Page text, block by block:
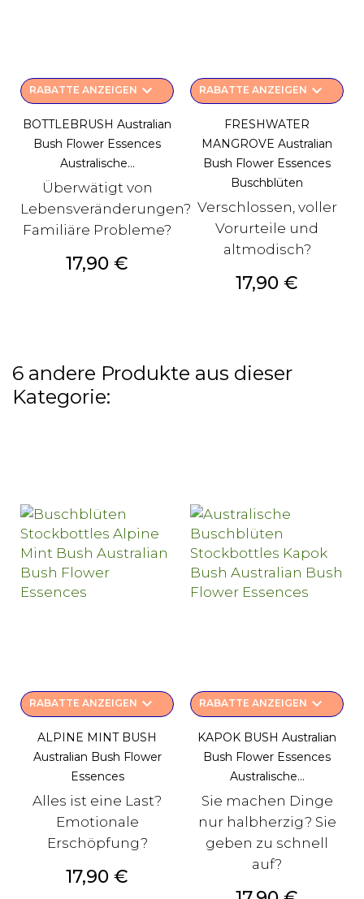
RABATTE ANZEIGEN keyboard_arrow_down
BOTTLEBRUSH Australian
Bush Flower Essences
Australische...
Überwätigt von
Lebensveränderungen?
Familiäre Probleme?
Preis
17,90 €
RABATTE ANZEIGEN keyboard_arrow_down
FRESHWATER
MANGROVE Australian
Bush Flower Essences
Buschblüten
Verschlossen, voller
Vorurteile und
altmodisch?
Preis
17,90 €
6 andere Produkte aus dieser
Kategorie:
RABATTE ANZEIGEN keyboard_arrow_down
ALPINE MINT BUSH
Australian Bush Flower
Essences
Alles ist eine Last?
Emotionale
Erschöpfung?
Preis
17,90 €
RABATTE ANZEIGEN keyboard_arrow_down
KAPOK BUSH Australian
Bush Flower Essences
Australische...
Sie machen Dinge
nur halbherzig? Sie
geben zu schnell
auf?